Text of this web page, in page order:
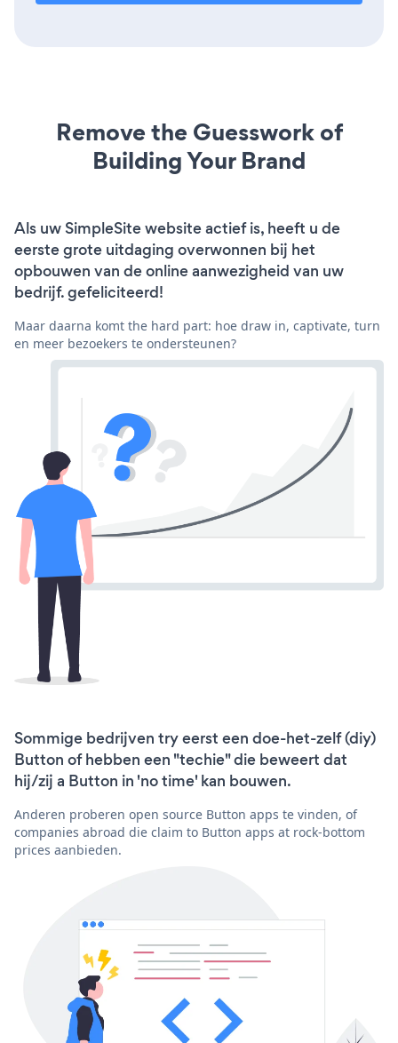
Remove the Guesswork of
Building Your Brand
Als uw SimpleSite website actief is, heeft u de
eerste grote uitdaging overwonnen bij het
opbouwen van de online aanwezigheid van uw
bedrijf. gefeliciteerd!
Maar daarna komt the hard part: hoe draw in, captivate, turn
en meer bezoekers te ondersteunen?
Sommige bedrijven try eerst een doe-het-zelf (diy)
Button of hebben een "techie" die beweert dat
hij/zij a Button in 'no time' kan bouwen.
Anderen proberen open source Button apps te vinden, of
companies abroad die claim to Button apps at rock-bottom
prices aanbieden.